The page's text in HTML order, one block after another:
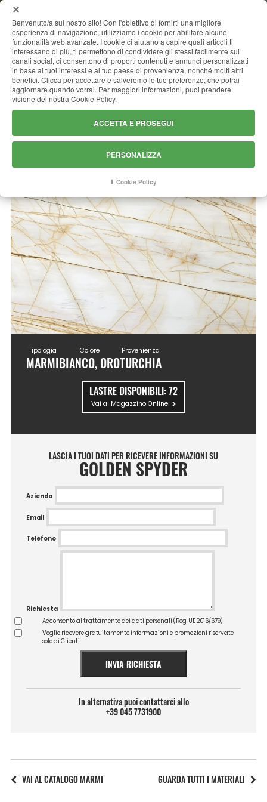
GOLDEN SPYDER
Tipologia
MARMI
Colore
BIANCO, ORO
Provenienza
TURCHIA
LASTRE DISPONIBILI:72
Vai al Magazzino Online
LASCIA I TUOI DATI PER RICEVERE INFORMAZIONI SU
GOLDEN SPYDER
Azienda
Email
Telefono
Richiesta
Acconsento al trattamento dei dati personali ( Reg. UE 2016/679)
Voglio ricevere gratuitamente informazioni e promozioni riservate
solo ai Clienti
INVIA RICHIESTA
In alternativa puoi contattarci allo
+39 045 7731900
VAI AL CATALOGO MARMI GUARDA TUTTI I MATERIALI
Benvenuto/a sul nostro sito! Con l'obiettivo di fornirti una migliore
esperienza di navigazione, utilizziamo i cookie per abilitare alcune
funzionalità web avanzate. I cookie ci aiutano a capire quali articoli ti
interessano di più, ti permettono di condividere gli stessi facilmente sui
canali social, ci consentono di proporti contenuti e annunci personalizzati
in base ai tuoi interessi e al tuo paese di provenienza, nonché molti altri
benefici. Clicca per accettare e salveremo le tue preferenze, che potrai
aggiornare quando vorrai. Per maggiori informazioni, puoi prendere
visione del nostra Cookie Policy.
ACCETTA E PROSEGUI
PERSONALIZZA
Cookie Policy